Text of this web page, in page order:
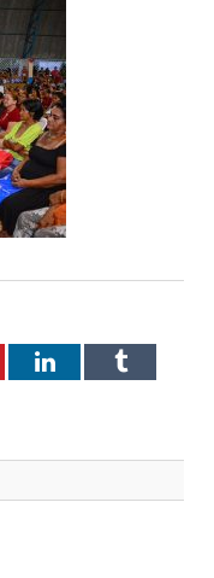
LinkedInTumblr